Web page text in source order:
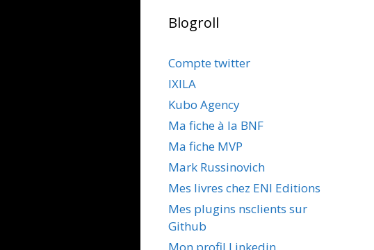
Blogroll
Compte twitter
IXILA
Kubo Agency
Ma fiche à la BNF
Ma fiche MVP
Mark Russinovich
Mes livres chez ENI Editions
Mes plugins nsclients sur
Github